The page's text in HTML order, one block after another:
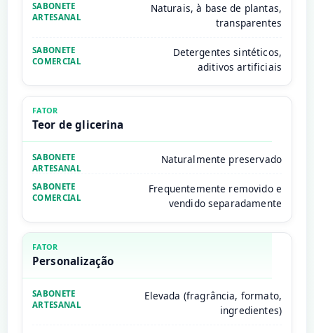
Naturais, à base de plantas,
transparentes
Detergentes sintéticos,
aditivos artificiais
Teor de glicerina
Naturalmente preservado
Frequentemente removido e
vendido separadamente
Personalização
Elevada (fragrância, formato,
ingredientes)